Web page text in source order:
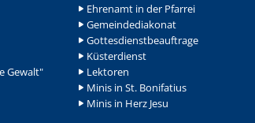
Gewalt"
Ehrenamt in der Pfarrei
Gemeindediakonat
Gottesdienstbeauftrage
Küsterdienst
Lektoren
Minis in St. Bonifatius
Minis in Herz Jesu